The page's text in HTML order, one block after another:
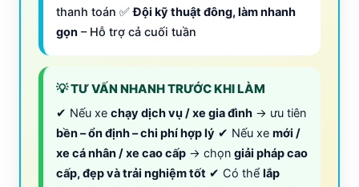
thanh toán ✅Đội kỹ thuật đông, làm nhanh
gọn – Hỗ trợ cả cuối tuần
💡 TƯ VẤN NHANH TRƯỚC KHI LÀM
✔ Nếu xe chạy dịch vụ / xe gia đình → ưu tiên
bền – ổn định – chi phí hợp lý ✔ Nếu xe mới /
xe cá nhân / xe cao cấp → chọn giải pháp cao
cấp, đẹp và trải nghiệm tốt ✔ Có thể lắp